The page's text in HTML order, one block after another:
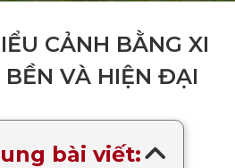
CẢNH BẰNG XI
VÀ HIỆN ĐẠI
bài viết: